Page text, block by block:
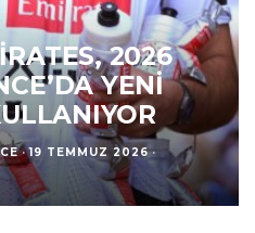
2026
YENI
· 19 TEMMUZ 2026 ·